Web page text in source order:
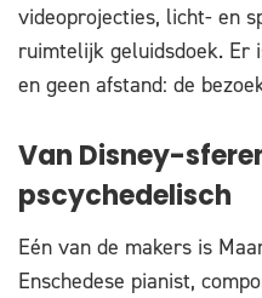
videoprojecties, licht- en
ruimtelijk geluidsdoek. Er
en geen afstand: de
Van Disney-
pscychedelisch
Eén van de makers is
Enschedese pianist,